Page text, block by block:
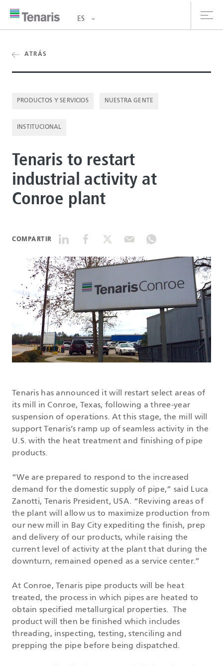
y Servicios
de prensa
SEARCH
ES
ATRÁS
PRODUCTOS Y SERVICIOS NUESTRA GENTE
INSTITUCIONAL
Tenaris to restart
industrial activity at
Conroe plant
COMPARTIR
Tenaris has announced it will restart select areas of
its mill in Conroe, Texas, following a three-year
suspension of operations. At this stage, the mill will
support Tenaris’s ramp up of seamless activity in the
U.S. with the heat treatment and finishing of pipe
products.
“We are prepared to respond to the increased
demand for the domestic supply of pipe,” said Luca
Zanotti, Tenaris President, USA. “Reviving areas of
the plant will allow us to maximize production from
our new mill in Bay City expediting the finish, prep
and delivery of our products, while raising the
current level of activity at the plant that during the
downturn, remained opened as a service center.”
At Conroe, Tenaris pipe products will be heat
treated, the process in which pipes are heated to
obtain specified metallurgical properties. The
product will then be finished which includes
threading, inspecting, testing, stenciling and
prepping the pipe before being dispatched.